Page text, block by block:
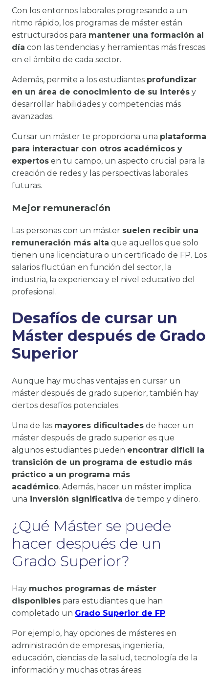
Con los entornos laborales progresando a un
ritmo rápido, los programas de máster están
estructurados para mantener una formación al
día con las tendencias y herramientas más frescas
en el ámbito de cada sector.
Además, permite a los estudiantes profundizar
en un área de conocimiento de su interés y
desarrollar habilidades y competencias más
avanzadas.
Cursar un máster te proporciona una plataforma
para interactuar con otros académicos y
expertos en tu campo, un aspecto crucial para la
creación de redes y las perspectivas laborales
futuras.
Mejor remuneración
Las personas con un máster suelen recibir una
remuneración más alta que aquellos que solo
tienen una licenciatura o un certificado de FP. Los
salarios fluctúan en función del sector, la
industria, la experiencia y el nivel educativo del
profesional.
Desafíos de cursar un
Máster después de Grado
Superior
Aunque hay muchas ventajas en cursar un
máster después de grado superior, también hay
ciertos desafíos potenciales.
Una de las mayores dificultades de hacer un
máster después de grado superior es que
algunos estudiantes pueden encontrar difícil la
transición de un programa de estudio más
práctico a un programa más
académico. Además, hacer un máster implica
una inversión significativa de tiempo y dinero.
¿Qué Máster se puede
hacer después de un
Grado Superior?
Hay muchos programas de máster
disponibles para estudiantes que han
completado un Grado Superior de FP.
Por ejemplo, hay opciones de másteres en
administración de empresas, ingeniería,
educación, ciencias de la salud, tecnología de la
información y muchas otras áreas.